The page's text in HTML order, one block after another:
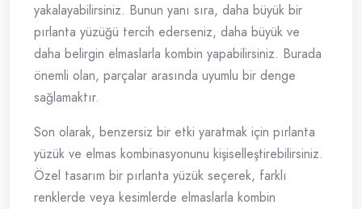
yakalayabilirsiniz. Bunun yanı sıra, daha büyük bir
pırlanta yüzüğü tercih ederseniz, daha büyük ve
daha belirgin elmaslarla kombin yapabilirsiniz. Burada
önemli olan, parçalar arasında uyumlu bir denge
sağlamaktır.
Son olarak, benzersiz bir etki yaratmak için pırlanta
yüzük ve elmas kombinasyonunu kişiselleştirebilirsiniz.
Özel tasarım bir pırlanta yüzük seçerek, farklı
renklerde veya kesimlerde elmaslarla kombin